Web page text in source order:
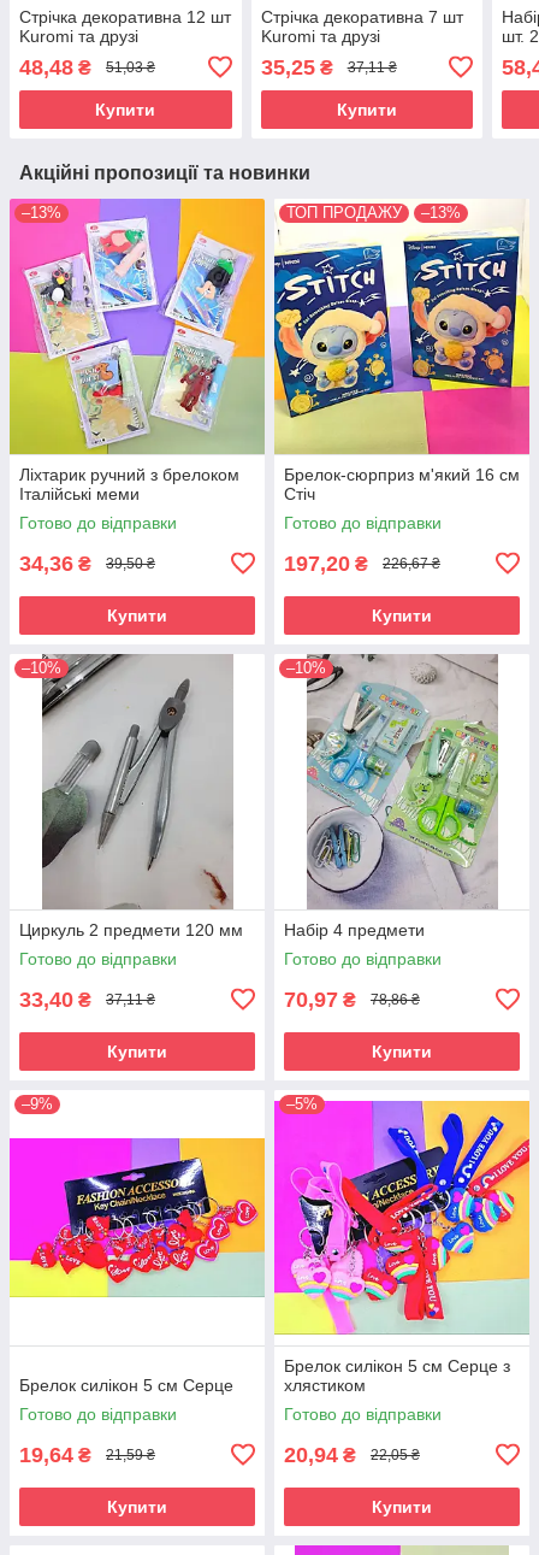
Стрічка декоративна 12 шт
Kuromi та друзі
48,48 ₴ 51,03 ₴
Купити
Стрічка декоративна 7 шт
Kuromi та друзі
35,25₴ 37,11 ₴
Купити
шт.
Акційні пропозиції та новинки
–13%
Ліхтарик ручний з брелоком
Італійські меми
Готово до відправки
34,36 ₴ 39,50 ₴
Купити
ТОП ПРОДАЖУ –13%
Брелок-сюрприз м'який 16 см
Стіч
Готово до відправки
197,20 ₴ 226,67 ₴
Купити
–10%
Циркуль 2 предмети 120 мм
Готово до відправки
33,40 ₴ 37,11 ₴
Купити
–10%
Набір 4 предмети
Готово до відправки
70,97 ₴ 78,86 ₴
Купити
–9%
Брелок силікон 5 см Серце
Готово до відправки
19,64 ₴ 21,59 ₴
Купити
–5%
Брелок силікон 5 см Серце з
хлястиком
Готово до відправки
20,94 ₴ 22,05 ₴
Купити